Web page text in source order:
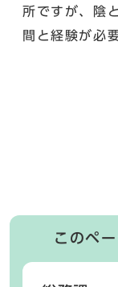
所ですが、陰
間と経験が必
このペ